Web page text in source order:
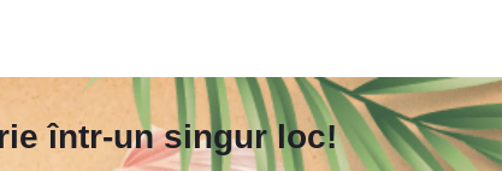
într-un singur loc!